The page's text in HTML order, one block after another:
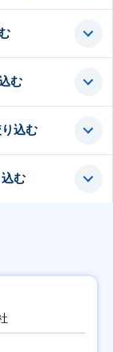
む
込む
む